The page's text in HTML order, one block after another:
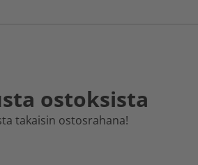
ostoksista
takaisin ostosrahana!